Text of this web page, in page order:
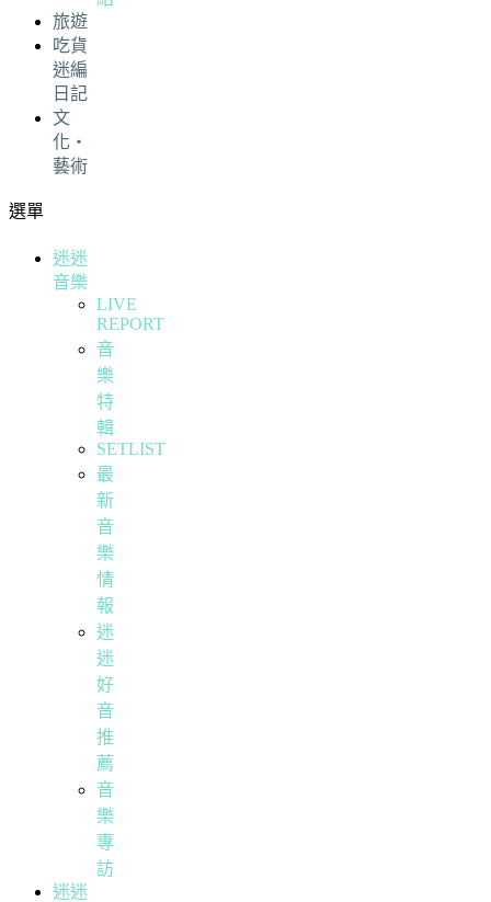
旅遊
吃貨
迷編
日記
文
化・
藝術
選單
迷迷
音樂
LIVE
REPORT
音
樂
特
輯
SETLIST
最
新
音
樂
情
報
迷
迷
好
音
推
薦
音
樂
專
訪
迷迷